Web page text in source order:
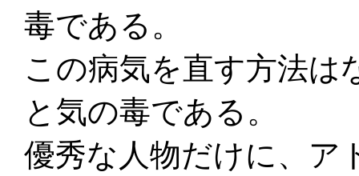
毒である。
この病気を直す方法は
と気の毒である。
優秀な人物だけに、